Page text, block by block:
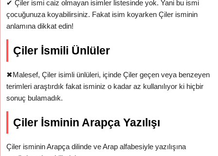
✔ Çiler ismi caiz olmayan isimler listesinde yok. Yani bu ismi
çocuğunuza koyabilirsiniz. Fakat isim koyarken Çiler isminin
anlamına dikkat edin!
Çiler İsmili Ünlüler
✖Malesef, Çiler isimli ünlüleri, içinde Çiler geçen veya benzeyen
terimleri araştırdık fakat isminiz o kadar az kullanılıyor ki hiçbir
sonuç bulamadık.
Çiler İsminin Arapça Yazılışı
Çiler isminin Arapça dilinde ve Arap alfabesiyle yazılışına